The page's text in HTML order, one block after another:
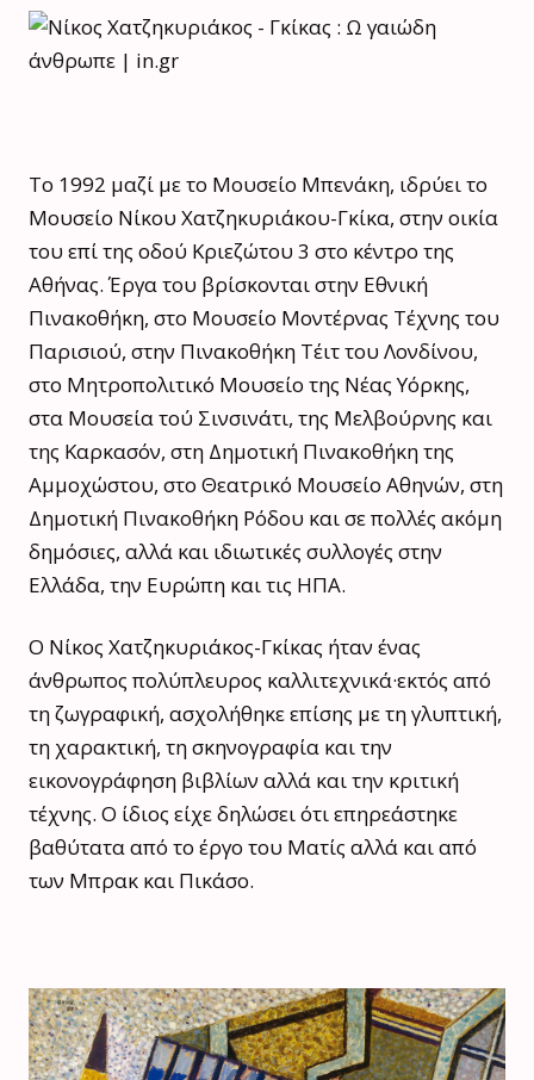
Το 1992 μαζί με το Μουσείο Μπενάκη, ιδρύει το
Μουσείο Νίκου Χατζηκυριάκου-Γκίκα, στην οικία
του επί της οδού Κριεζώτου 3 στο κέντρο της
Αθήνας. Έργα του βρίσκονται στην Εθνική
Πινακοθήκη, στο Μουσείο Μοντέρνας Τέχνης του
Παρισιού, στην Πινακοθήκη Τέιτ του Λονδίνου,
στο Μητροπολιτικό Μουσείο της Νέας Υόρκης,
στα Μουσεία τού Σινσινάτι, της Μελβούρνης και
της Καρκασόν, στη Δημοτική Πινακοθήκη της
Αμμοχώστου, στο Θεατρικό Μουσείο Αθηνών, στη
Δημοτική Πινακοθήκη Ρόδου και σε πολλές ακόμη
δημόσιες, αλλά και ιδιωτικές συλλογές στην
Ελλάδα, την Ευρώπη και τις ΗΠΑ.
Ο Νίκος Χατζηκυριάκος-Γκίκας ήταν ένας
άνθρωπος πολύπλευρος καλλιτεχνικά·εκτός από
τη ζωγραφική, ασχολήθηκε επίσης με τη γλυπτική,
τη χαρακτική, τη σκηνογραφία και την
εικονογράφηση βιβλίων αλλά και την κριτική
τέχνης. Ο ίδιος είχε δηλώσει ότι επηρεάστηκε
βαθύτατα από το έργο του Ματίς αλλά και από
των Μπρακ και Πικάσο.